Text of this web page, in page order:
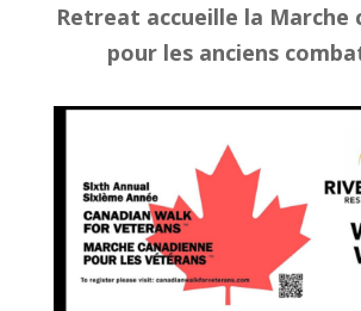
Retreat accueille la Marche
pour les anciens